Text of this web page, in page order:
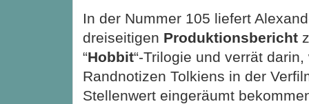
In der Nummer 105 liefert
dreiseitigen Produktionsbericht
“Hobbit“-Trilogie und verrät darin,
Randnotizen Tolkiens in der
Stellenwert eingeräumt